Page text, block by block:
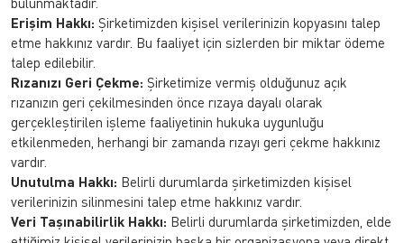
Erişim Hakkı: Şirketimizden kişisel verilerinizin kopyasını talep
etme hakkınız vardır. Bu faaliyet için sizlerden bir miktar ödeme
talep edilebilir.
Rızanızı Geri Çekme: Şirketimize vermiş olduğunuz açık
rızanızın geri çekilmesinden önce rızaya dayalı olarak
gerçekleştirilen işleme faaliyetinin hukuka uygunluğu
etkilenmeden, herhangi bir zamanda rızayı geri çekme hakkınız
vardır.
Unutulma Hakkı: Belirli durumlarda şirketimizden kişisel
verilerinizin silinmesini talep etme hakkınız vardır.
Veri Taşınabilirlik Hakkı: Belirli durumlarda şirketimizden, elde